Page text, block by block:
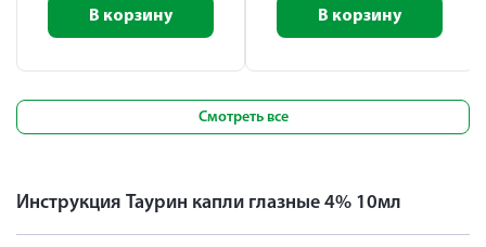
В корзину В корзину
Смотреть все
Инструкция Таурин капли глазные 4% 10мл